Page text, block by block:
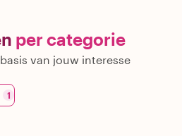
per categorie
van jouw interesse
1